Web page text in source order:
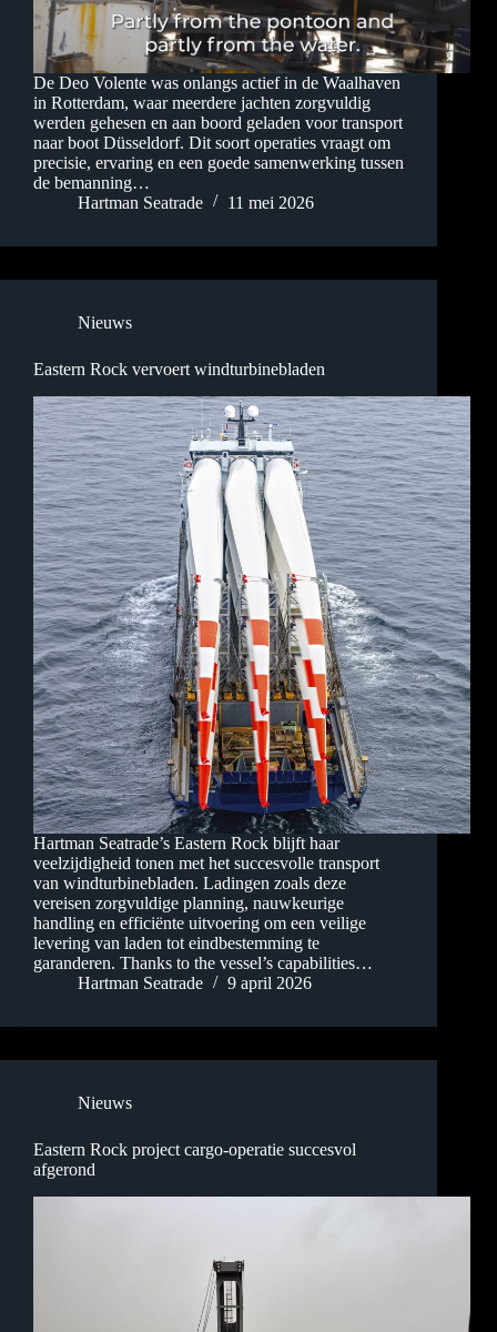
De Deo Volente was onlangs actief in de Waalhaven
in Rotterdam, waar meerdere jachten zorgvuldig
werden gehesen en aan boord geladen voor transport
naar boot Düsseldorf. Dit soort operaties vraagt om
precisie, ervaring en een goede samenwerking tussen
de bemanning…
Hartman Seatrade
11 mei 2026
Nieuws
Eastern Rock vervoert windturbinebladen
Hartman Seatrade’s Eastern Rock blijft haar
veelzijdigheid tonen met het succesvolle transport
van windturbinebladen. Ladingen zoals deze
vereisen zorgvuldige planning, nauwkeurige
handling en efficiënte uitvoering om een veilige
levering van laden tot eindbestemming te
garanderen. Thanks to the vessel’s capabilities…
Hartman Seatrade
9 april 2026
Nieuws
Eastern Rock project cargo-operatie succesvol
afgerond